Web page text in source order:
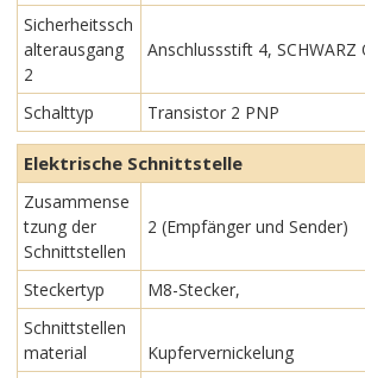
Sicherheitssch
alterausgang
2
Anschlussstift 4, SCHWARZ
Schalttyp Transistor 2 PNP
Elektrische Schnittstelle
Zusammense
tzung der
Schnittstellen
2 (Empfänger und Sender)
Steckertyp
M8-Stecker,
Schnittstellen
material
Kupfervernickelung